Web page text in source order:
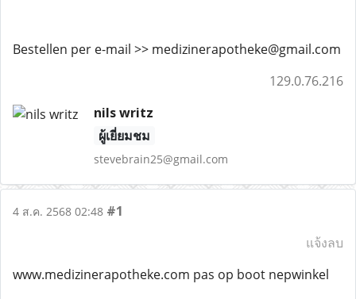
Bestellen per e-mail >> medizinerapotheke@gmail.com
129.0.76.216
nils writz
ผู้เยี่ยมชม
stevebrain25@gmail.com
4 ส.ค. 2568 02:48 #1
แจ้งลบ
www.medizinerapotheke.com pas op boot nepwinkel